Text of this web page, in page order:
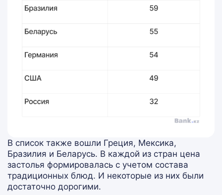
В список также вошли Греция, Мексика,
Бразилия и Беларусь. В каждой из стран цена
застолья формировалась с учетом состава
традиционных блюд. И некоторые из них были
достаточно дорогими.